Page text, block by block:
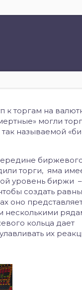
к торгам на
могли
называемой
торги, яма
уровень биржи
создать
оно
несколькими
кольца дает
их